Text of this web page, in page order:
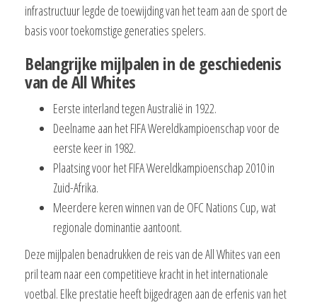
infrastructuur legde de toewijding van het team aan de sport de
basis voor toekomstige generaties spelers.
Belangrijke mijlpalen in de geschiedenis
van de All Whites
Eerste interland tegen Australië in 1922.
Deelname aan het FIFA Wereldkampioenschap voor de
eerste keer in 1982.
Plaatsing voor het FIFA Wereldkampioenschap 2010 in
Zuid-Afrika.
Meerdere keren winnen van de OFC Nations Cup, wat
regionale dominantie aantoont.
Deze mijlpalen benadrukken de reis van de All Whites van een
pril team naar een competitieve kracht in het internationale
voetbal. Elke prestatie heeft bijgedragen aan de erfenis van het